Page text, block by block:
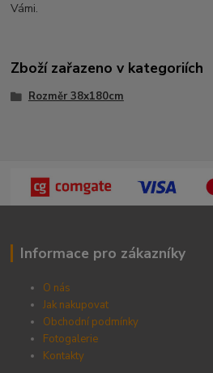
Vámi.
Zboží zařazeno v kategoriích
Rozměr 38x180cm
Informace pro zákazníky
O nás
Jak nakupovat
Obchodní podmínky
Fotogalerie
Kontakty